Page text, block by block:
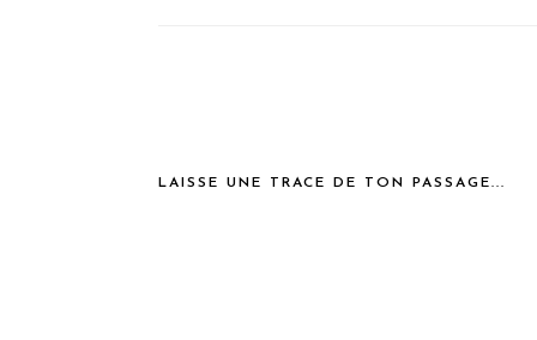
LAISSE UNE TRACE DE TON PASSAGE...